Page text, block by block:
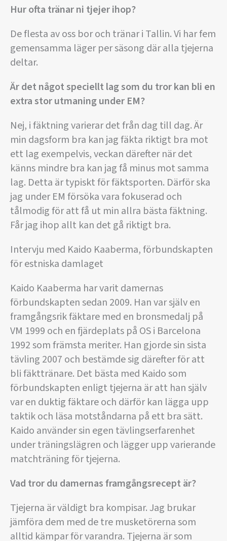
Hur ofta tränar ni tjejer ihop?
De flesta av oss bor och tränar i Tallin. Vi har fem
gemensamma läger per säsong där alla tjejerna
deltar.
Är det något speciellt lag som du tror kan bli en
extra stor utmaning under EM?
Nej, i fäktning varierar det från dag till dag. Är
min dagsform bra kan jag fäkta riktigt bra mot
ett lag exempelvis, veckan därefter när det
känns mindre bra kan jag få minus mot samma
lag. Detta är typiskt för fäktsporten. Därför ska
jag under EM försöka vara fokuserad och
tålmodig för att få ut min allra bästa fäktning.
Får jag ihop allt kan det gå riktigt bra.
Intervju med Kaido Kaaberma, förbundskapten
för estniska damlaget
Kaido Kaaberma har varit damernas
förbundskapten sedan 2009. Han var själv en
framgångsrik fäktare med en bronsmedalj på
VM 1999 och en fjärdeplats på OS i Barcelona
1992 som främsta meriter. Han gjorde sin sista
tävling 2007 och bestämde sig därefter för att
bli fäkttränare. Det bästa med Kaido som
förbundskapten enligt tjejerna är att han själv
var en duktig fäktare och därför kan lägga upp
taktik och läsa motståndarna på ett bra sätt.
Kaido använder sin egen tävlingserfarenhet
under träningslägren och lägger upp varierande
matchträning för tjejerna.
Vad tror du damernas framgångsrecept är?
Tjejerna är väldigt bra kompisar. Jag brukar
jämföra dem med de tre musketörerna som
alltid kämpar för varandra. Tjejerna är som